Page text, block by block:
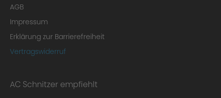
AGB
Impressum
Erklärung zur Barrierefreiheit
Vertragswiderruf
AC Schnitzer empfiehlt